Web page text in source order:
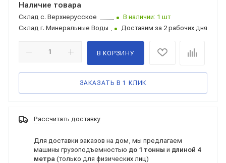
Наличие товара
Склад с. Верхнерусское
В наличии: 1 шт
Склад г. Минеральные Воды Доставим за 2 рабочих дня
В КОРЗИНУ
ЗАКАЗАТЬ В 1 КЛИК
Рассчитать доставку
Для доставки заказов на дом, мы предлагаем
машины грузоподъемностью до 1 тонны и длиной 4
метра (только для физических лиц)